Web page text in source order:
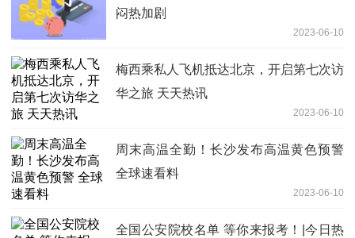
闷热加剧
2023-06-10
梅西乘私人飞机抵达北京，开启第七次访
华之旅 天天热讯
2023-06-10
周末高温全勤！长沙发布高温黄色预警
全球速看料
2023-06-10
全国公安院校名单 等你来报考！|今日热